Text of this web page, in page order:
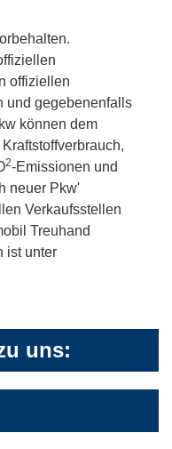
offiziellen
und gegebenenfalls
können dem
2-Emissionen und
neuer Pkw'
Verkaufsstellen
Treuhand
ist unter
uns: